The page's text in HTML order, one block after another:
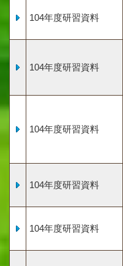
104年度研習資料
104年度研習資料
104年度研習資料
104年度研習資料
104年度研習資料